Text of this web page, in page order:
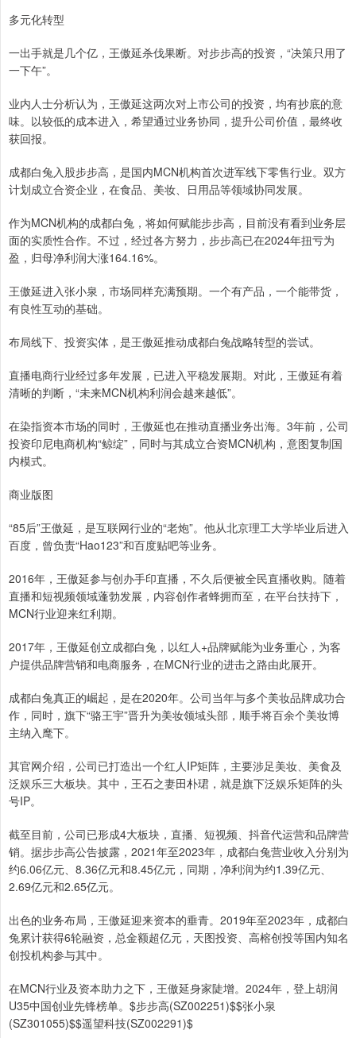
多元化转型
一出手就是几个亿，王傲延杀伐果断。对步步高的投资，“决策只用了
一下午”。
业内人士分析认为，王傲延这两次对上市公司的投资，均有抄底的意
味。以较低的成本进入，希望通过业务协同，提升公司价值，最终收
获回报。
成都白兔入股步步高，是国内MCN机构首次进军线下零售行业。双方
计划成立合资企业，在食品、美妆、日用品等领域协同发展。
作为MCN机构的成都白兔，将如何赋能步步高，目前没有看到业务层
面的实质性合作。不过，经过各方努力，步步高已在2024年扭亏为
盈，归母净利润大涨164.16%。
王傲延进入张小泉，市场同样充满预期。一个有产品，一个能带货，
有良性互动的基础。
布局线下、投资实体，是王傲延推动成都白兔战略转型的尝试。
直播电商行业经过多年发展，已进入平稳发展期。对此，王傲延有着
清晰的判断，“未来MCN机构利润会越来越低”。
在染指资本市场的同时，王傲延也在推动直播业务出海。3年前，公司
投资印尼电商机构“鲸绽”，同时与其成立合资MCN机构，意图复制国
内模式。
商业版图
“85后”王傲延，是互联网行业的“老炮”。他从北京理工大学毕业后进入
百度，曾负责“Hao123”和百度贴吧等业务。
2016年，王傲延参与创办手印直播，不久后便被全民直播收购。随着
直播和短视频领域蓬勃发展，内容创作者蜂拥而至，在平台扶持下，
MCN行业迎来红利期。
2017年，王傲延创立成都白兔，以红人+品牌赋能为业务重心，为客
户提供品牌营销和电商服务，在MCN行业的进击之路由此展开。
成都白兔真正的崛起，是在2020年。公司当年与多个美妆品牌成功合
作，同时，旗下“骆王宇”晋升为美妆领域头部，顺手将百余个美妆博
主纳入麾下。
其官网介绍，公司已打造出一个红人IP矩阵，主要涉足美妆、美食及
泛娱乐三大板块。其中，王石之妻田朴珺，就是旗下泛娱乐矩阵的头
号IP。
截至目前，公司已形成4大板块，直播、短视频、抖音代运营和品牌营
销。据步步高公告披露，2021年至2023年，成都白兔营业收入分别为
约6.06亿元、8.36亿元和8.45亿元，同期，净利润为约1.39亿元、
2.69亿元和2.65亿元。
出色的业务布局，王傲延迎来资本的垂青。2019年至2023年，成都白
兔累计获得6轮融资，总金额超亿元，天图投资、高榕创投等国内知名
创投机构参与其中。
在MCN行业及资本助力之下，王傲延身家陡增。2024年，登上胡润
U35中国创业先锋榜单。$步步高(SZ002251)$$张小泉
(SZ301055)$$遥望科技(SZ002291)$